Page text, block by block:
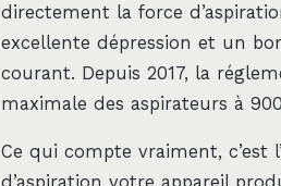
directement la force
excellente dépression et un
courant. Depuis 2017, la
maximale des aspirateurs à
Ce qui compte vraiment, c’est